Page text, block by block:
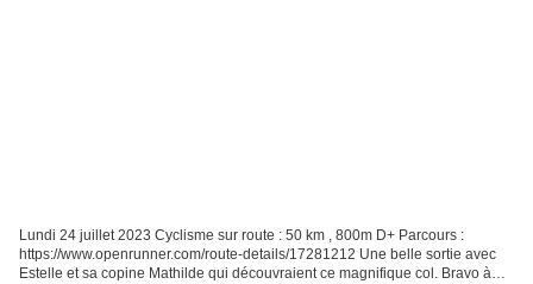
Lundi 24 juillet 2023 Cyclisme sur route : 50 km , 800m D+ Parcours :
https://www.openrunner.com/route-details/17281212 Une belle sortie avec
Estelle et sa copine Mathilde qui découvraient ce magnifique col. Bravo à